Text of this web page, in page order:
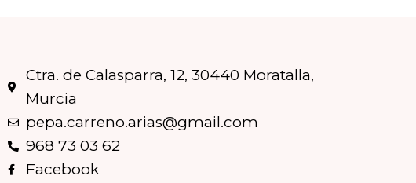
Ctra. de Calasparra, 12, 30440 Moratalla,
Murcia
pepa.carreno.arias@gmail.com
968 73 03 62
Facebook